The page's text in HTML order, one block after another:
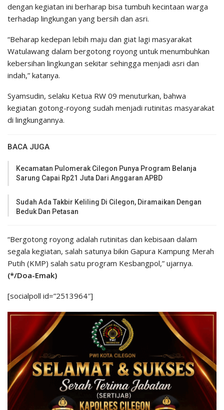
dengan kegiatan ini berharap bisa tumbuh kecintaan warga
terhadap lingkungan yang bersih dan asri.
“Beharap kedepan lebih maju dan giat lagi masyarakat
Watulawang dalam bergotong royong untuk menumbuhkan
kebersihan lingkungan sekitar sehingga menjadi asri dan
indah,” katanya.
Syamsudin, selaku Ketua RW 09 menuturkan, bahwa
kegiatan gotong-royong sudah menjadi rutinitas masyarakat
di lingkungannya.
BACA JUGA
Kecamatan Pulomerak Cilegon Punya Program Belanja
Sarung Capai Rp21 Juta Dari Anggaran APBD
Sudah Ada Takbir Keliling Di Cilegon, Diramaikan Dengan
Beduk Dan Petasan
“Bergotong royong adalah rutinitas dan kebisaan dalam
segala kegiatan, salah satunya bikin Gapura Kampung Merah
Putih (KMP) salah satu program Kesbangpol,” ujarnya.
(*/Doa-Emak)
[socialpoll id=”2513964″]